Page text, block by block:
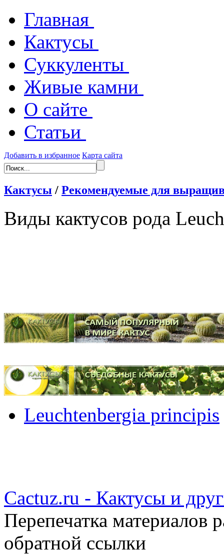
Главная
Кактусы
Суккуленты
Живые камни
О сайте
Статьи
Добавить в избранное Карта сайта
Кактусы / Рекомендуемые для
Виды кактусов рода
Leuchtenbergia principis
Cactuz.ru - Кактусы и
Перепечатка материалов
обратной ссылки